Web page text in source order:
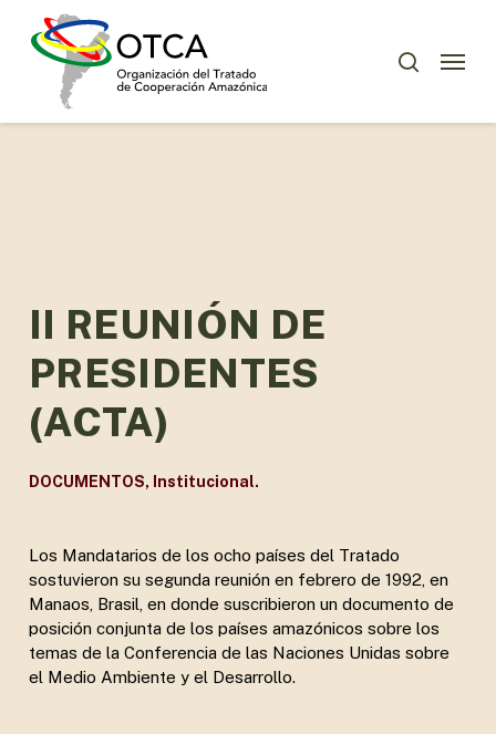
Menu
II REUNIÓN DE
PRESIDENTES
(ACTA)
DOCUMENTOS, Institucional.
Los Mandatarios de los ocho países del Tratado
sostuvieron su segunda reunión en febrero de 1992, en
Manaos, Brasil, en donde suscribieron un documento de
posición conjunta de los países amazónicos sobre los
temas de la Conferencia de las Naciones Unidas sobre
el Medio Ambiente y el Desarrollo.